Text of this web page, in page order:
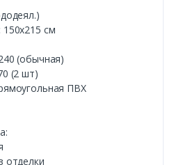
см
(обычная)
(2 шт)
ПВХ
отделки